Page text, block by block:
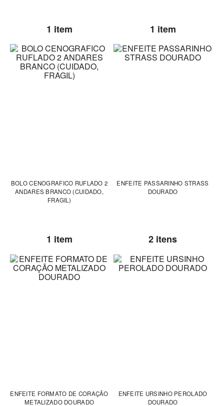
1 item 1 item
BOLO CENOGRAFICO RUFLADO 2
ANDARES BRANCO (CUIDADO,
FRAGIL)
1 item
ENFEITE PASSARINHO STRASS
DOURADO
2 itens
ENFEITE FORMATO DE CORAÇÃO
METALIZADO DOURADO
ENFEITE URSINHO PEROLADO
DOURADO